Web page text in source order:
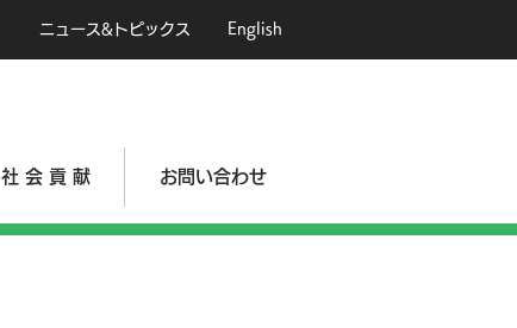
ニュース&トピックス English
社 会 貢 献 お問い合わせ